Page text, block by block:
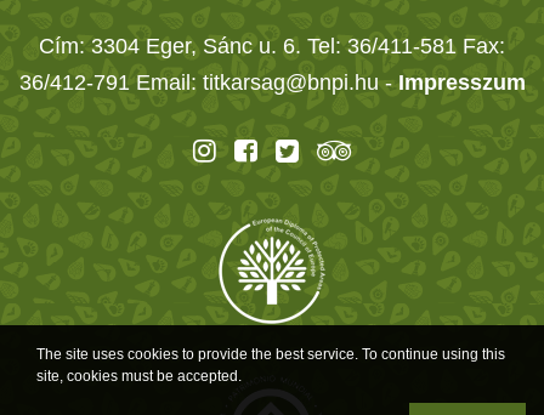
Cím: 3304 Eger, Sánc u. 6. Tel: 36/411-581 Fax:
36/412-791 Email: titkarsag@bnpi.hu - Impresszum
The site uses cookies to provide the best service. To continue using this
site, cookies must be accepted.